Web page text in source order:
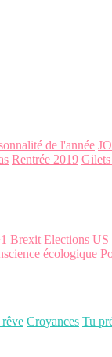
de l'année JO
Rentrée 2019 Gilets
Brexit Elections
écologique
Croyances Tu